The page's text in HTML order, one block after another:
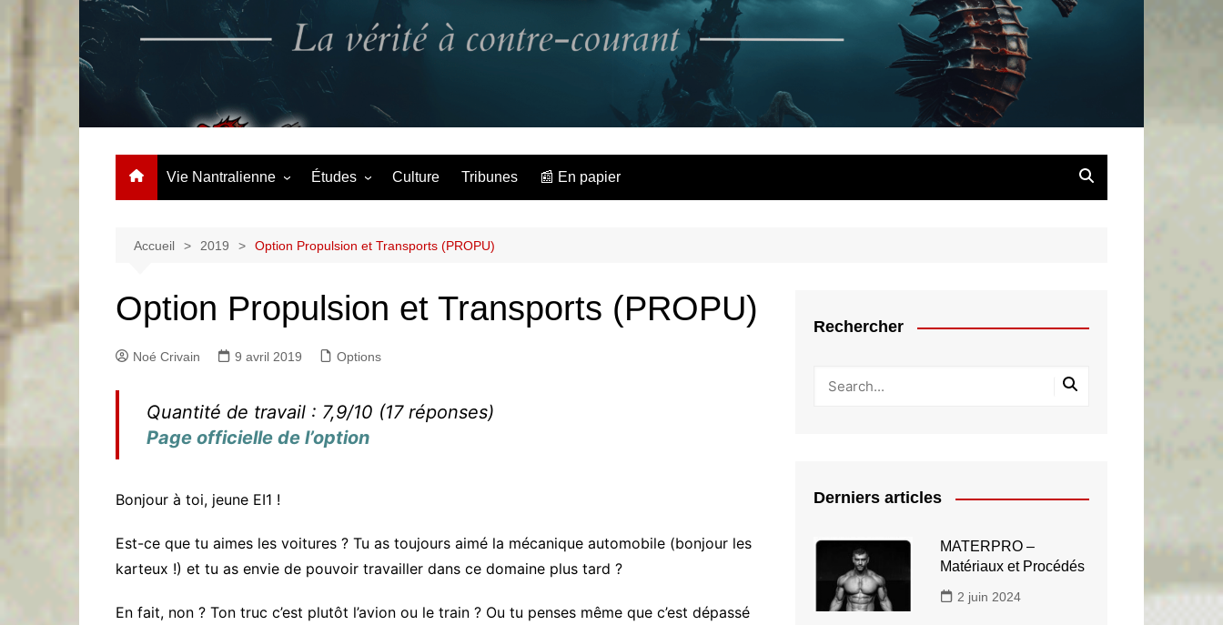
contenu
L'Hippocampe déchaîné
La vérité à contre courant
Vie Nantralienne
Clubs & Assos
Études Culture Tribunes 📰 En papier
Accueil 2019 Option Propulsion et Transports (PROPU)
Option Propulsion et Transports (PROPU)
Noé Crivain 9 avril 2019 Options
Quantité de travail : 7,9/10 (17 réponses)
Page officielle de l’option
Bonjour à toi, jeune EI1 !
Est-ce que tu aimes les voitures ? Tu as toujours aimé la mécanique automobile (bonjour les
karteux !) et tu as envie de pouvoir travailler dans ce domaine plus tard ?
En fait, non ? Ton truc c’est plutôt l’avion ou le train ? Ou tu penses même que c’est dépassé
Rechercher
Derniers articles
MATERPRO –
Matériaux et Procédés
2 juin 2024